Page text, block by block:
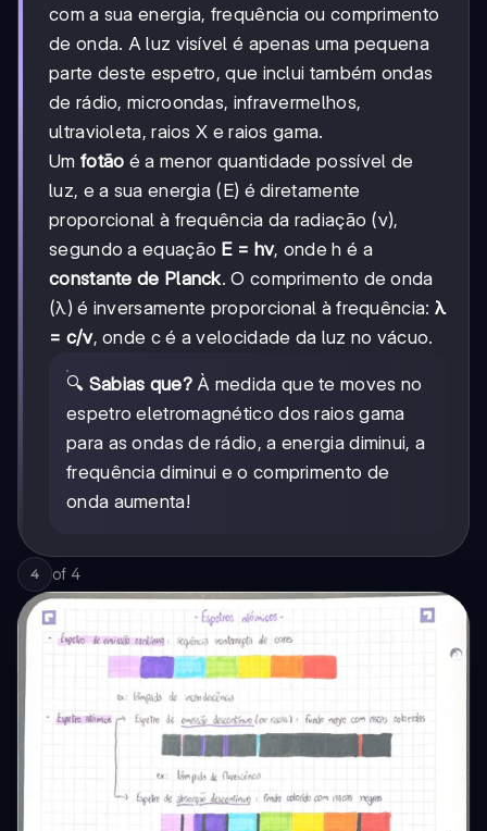
com a sua energia, frequência ou comprimento
de onda. A luz visível é apenas uma pequena
parte deste espetro, que inclui também ondas
de rádio, microondas, infravermelhos,
ultravioleta, raios X e raios gama.
Um fotão é a menor quantidade possível de
luz, e a sua energia (E) é diretamente
proporcional à frequência da radiação (ν),
segundo a equação E = hν, onde h é a
constante de Planck. O comprimento de onda
(λ) é inversamente proporcional à frequência: λ
= c/ν, onde c é a velocidade da luz no vácuo.
🔍 Sabias que?À medida que te moves no
espetro eletromagnético dos raios gama
para as ondas de rádio, a energia diminui, a
frequência diminui e o comprimento de
onda aumenta!
4 of 4